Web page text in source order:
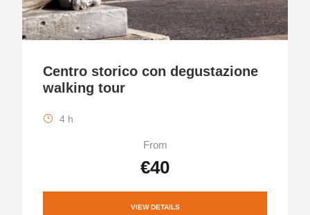
Centro storico con degustazione
walking tour
4 h
From
€40
VIEW DETAILS